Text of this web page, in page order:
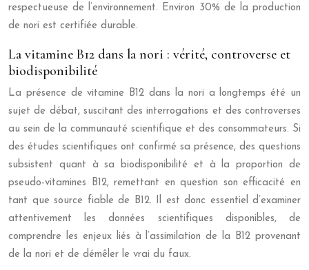
respectueuse de l’environnement. Environ 30% de la production
de nori est certifiée durable.
La vitamine B12 dans la nori : vérité, controverse et
biodisponibilité
La présence de vitamine B12 dans la nori a longtemps été un
sujet de débat, suscitant des interrogations et des controverses
au sein de la communauté scientifique et des consommateurs. Si
des études scientifiques ont confirmé sa présence, des questions
subsistent quant à sa biodisponibilité et à la proportion de
pseudo-vitamines B12, remettant en question son efficacité en
tant que source fiable de B12. Il est donc essentiel d’examiner
attentivement les données scientifiques disponibles, de
comprendre les enjeux liés à l’assimilation de la B12 provenant
de la nori et de démêler le vrai du faux.